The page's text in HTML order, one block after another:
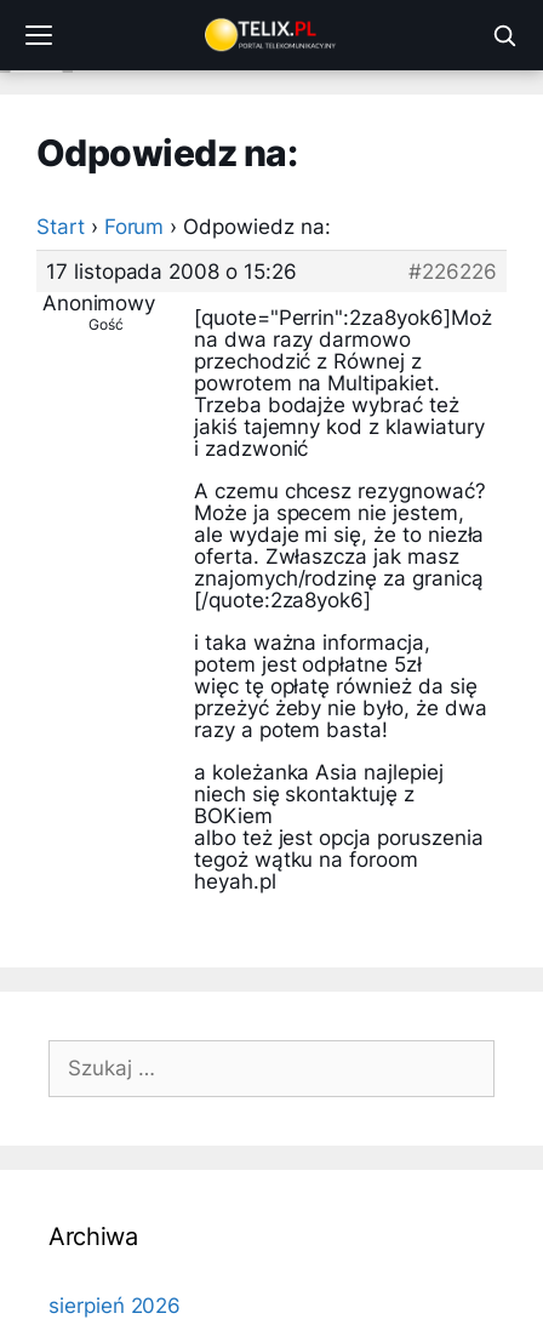
treści
Odpowiedz na:
Start › Forum › Odpowiedz na:
17 listopada 2008 o 15:26
#226226
Anonimowy
Gość
[quote="Perrin":2za8yok6]Moż
na dwa razy darmowo
przechodzić z Równej z
powrotem na Multipakiet.
Trzeba bodajże wybrać też
jakiś tajemny kod z klawiatury
i zadzwonić
A czemu chcesz rezygnować?
Może ja specem nie jestem,
ale wydaje mi się, że to niezła
oferta. Zwłaszcza jak masz
znajomych/rodzinę za granicą
[/quote:2za8yok6]
i taka ważna informacja,
potem jest odpłatne 5zł
więc tę opłatę również da się
przeżyć żeby nie było, że dwa
razy a potem basta!
a koleżanka Asia najlepiej
niech się skontaktuję z
BOKiem
albo też jest opcja poruszenia
tegoż wątku na foroom
heyah.pl
Szukaj:
Archiwa
sierpień 2026